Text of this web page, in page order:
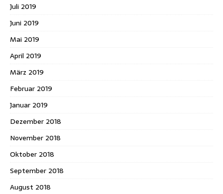
Juli 2019
Juni 2019
Mai 2019
April 2019
März 2019
Februar 2019
Januar 2019
Dezember 2018
November 2018
Oktober 2018
September 2018
August 2018